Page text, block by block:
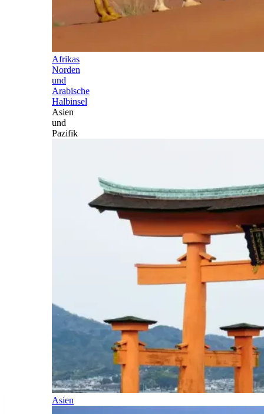
Afrikas
Norden
und
Arabische
Halbinsel
Asien
und
Pazifik
Asien